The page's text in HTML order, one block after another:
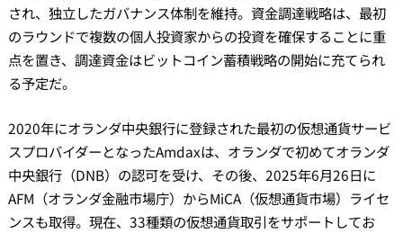
され、独立したガバナンス体制を維持。資金調達戦略は、最初
のラウンドで複数の個人投資家からの投資を確保することに重
点を置き、調達資金はビットコイン蓄積戦略の開始に充てられ
る予定だ。
2020年にオランダ中央銀行に登録された最初の仮想通貨サービ
スプロバイダーとなったAmdaxは、オランダで初めてオランダ
中央銀行（DNB）の認可を受け、その後、2025年6月26日に
AFM（オランダ金融市場庁）からMiCA（仮想通貨市場）ライセ
ンスも取得。現在、33種類の仮想通貨取引をサポートしてお